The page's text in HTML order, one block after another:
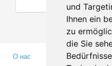
und
Ihnen ein
zu
die Sie
О нас